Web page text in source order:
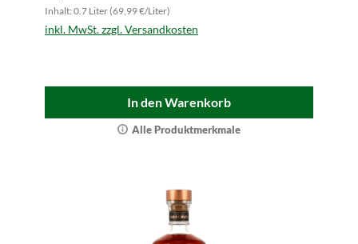
Inhalt: 0.7 Liter (69,99 €/Liter)
inkl. MwSt. zzgl. Versandkosten
In den Warenkorb
Alle Produktmerkmale